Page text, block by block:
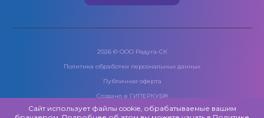
2026 © ООО Радуга-СК
Политика обработки персональных данных
Публичная оферта
Создано в ГИПЕРКУБ®
Сайт использует файлы cookie, обрабатываемые вашим